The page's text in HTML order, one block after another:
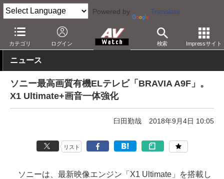
Powered by Translate
カテゴリ ログイン 検索 Impressサイト
AV Watch 製品 テレビ ソニー
ニュース
ソニー最高画質有機ELテレビ「BRAVIA A9F」。
X1 Ultimate+画音一体強化
臼田勤哉 2018年9月4日 10:05
リスト
ソニーは、最新映像エンジン「X1 Ultimate」を搭載し